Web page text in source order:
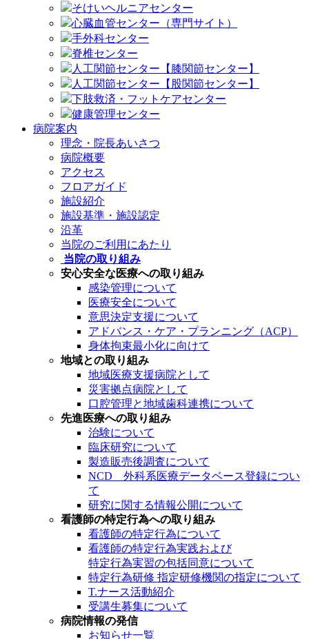
そけいヘルニアセンター
心臓血管センター（専門サイト）
手外科センター
脊椎センター
人工関節センター【膝関節センター】
人工関節センター【股関節センター】
下肢救済・フットケアセンター
健康管理センター
病院案内
理念・院長あいさつ
病院概要
アクセス
フロアガイド
施設紹介
施設基準・施設認定
沿革
当院のご利用にあたり
当院の取り組み
安心安全な医療への取り組み
感染管理について
医療安全について
意思決定支援について
アドバンス・ケア・プランニング（ACP）
身体拘束最小化に向けて
地域との取り組み
地域医療支援病院として
災害拠点病院として
口腔管理と地域歯科連携について
先進医療への取り組み
治験について
臨床研究について
製造販売後調査について
NCD 外科系医療データベース登録につい
て
研究に関する情報公開について
看護師の特定行為への取り組み
看護師の特定行為について
看護師の特定行為実践および
特定行為実習の包括同意について
特定行為研修 指定研修機関の指定について
T.ナース活動紹介
受講生募集について
病院情報の発信
お知らせ一覧